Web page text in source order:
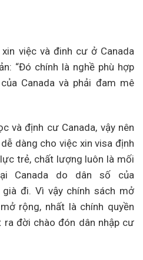
việc và đinh cư ở Canada
“Đó chính là nghề phù hợp
Canada và phải đam mê
và định cư Canada, vậy nên
dàng cho việc xin visa định
trẻ, chất lượng luôn là mối
Canada do dân số của
già đi. Vì vậy chính sách mở
rộng, nhất là chính quyền
đời chào đón dân nhập cư